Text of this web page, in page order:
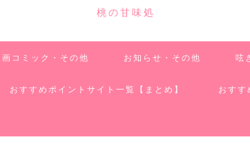
桃の甘味処
コミック・その他 お知らせ・その他 呟
おすすめポイントサイト一覧【まとめ】 おすす